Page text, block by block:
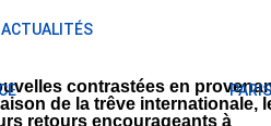
ACTUALITÉS
contrastées en
de la trêve internationale,
retours encourageants à